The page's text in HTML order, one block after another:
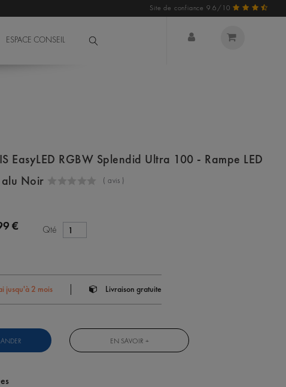
Site de confiance 9.6/10
ESPACE CONSEIL
EasyLED RGBW Splendid Ultra 100 - Rampe LED
alu Noir
( avis )
€ Qté
jusqu'à 2 mois Livraison gratuite
EN SAVOIR +